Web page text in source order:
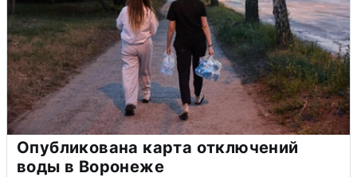
Опубликована карта отключений
воды в Воронеже